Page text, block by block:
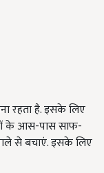
रहता है. इसके लिए
के आस-पास साफ-
से बचाएं. इसके लिए